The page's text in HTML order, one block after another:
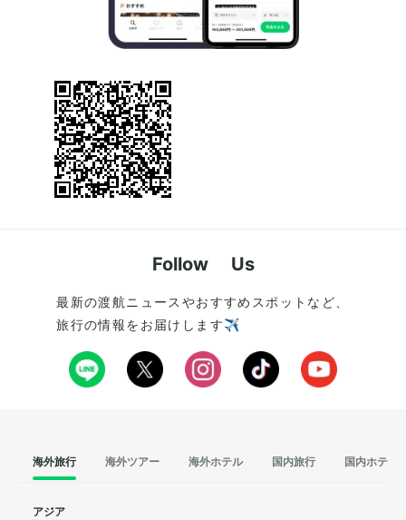
Follow Us
最新の渡航ニュースやおすすめスポットなど、
旅行の情報をお届けします✈️
海外旅行 海外ツアー 海外ホテル 国内旅行 国内ホテル
アジア